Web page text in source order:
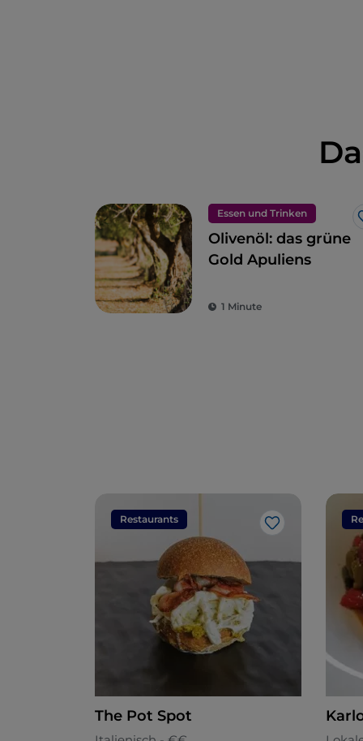
Essen und Trinken
Olivenöl: das grüne
Gold Apuliens
1 Minute
Restaurants
Like
The Pot Spot